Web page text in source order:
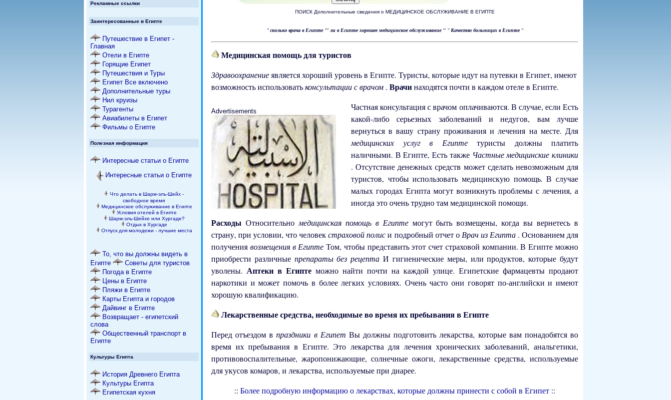
Рекламные ссылки
Заинтересованные в Египте
Путешествие в Египет -
Главная
Отели в Египте
Горящие Египет
Путешествия и Туры
Египет Все включено
Дополнительные туры
Нил круизы
Турагенты
Авиабилеты в Египет
Фильмы о Египте
Полезная информация
Интересные статьи о Египте
Интересные статьи о Египте
Что делать в Шарм-эль-Шейх -
свободное время
Медицинское обслуживание в Египте
Условия отелей в Египте
Шарм-эль-Шейхе или Хургаде?
Отдых в Хургаде
Отпуск для молодежи - лучшие места
То, что вы должны видеть в
Египте
Советы для туристов
Погода в Египте
Цены в Египте
Пляжи в Египте
Карты Египта и городов
Дайвинг в Египте
Возвращает - египетский
слова
Общественный транспорт в
Египте
Культуры Египта
История Древнего Египта
Культуры Египта
Египетская кухня
ПОИСК Дополнительные сведения о МЕДИЦИНСКОЕ ОБСЛУЖИВАНИЕ В ЕГИПТЕ
"сколько врача в Египте ""ли в Египте хорошее медицинское обслуживание " "Качество больницах в Египте "
Медицинская помощь для туристов
Здравоохранениеявляется хороший уровень в Египте. Туристы, которые идут на путевки в Египет, имеют
возможность использоватьконсультации с врачом . Врачинаходятся почти в каждом отеле в Египте.
Advertisements
Частная консультация с врачом оплачиваются. В случае, если Есть
какой-либо серьезных заболеваний и недугов, вам лучше
вернуться в вашу страну проживания и лечения на месте. Для
медицинских услуг в Египте туристы должны платить
наличными. В Египте, Есть также Частные медицинские клиники
. Отсутствие денежных средств может сделать невозможным для
туристов, чтобы использовать медицинскую помощь. В случае
малых городах Египта могут возникнуть проблемы с лечения, а
иногда это очень трудно там медицинской помощи.
Расходы Относительномедицинская помощь в Египте могут быть возмещены, когда вы вернетесь в
страну, при условии, что человекстраховой полиси подробный отчет оВрач из Египта . Основанием для
получения возмещения в ЕгиптеТом, чтобы представить этот счет страховой компании. В Египте можно
приобрести различные препараты без рецептаИ гигиенические меры, или продуктов, которые будут
уволены. Аптеки в Египте можно найти почти на каждой улице. Египетские фармацевты продают
наркотики и может помочь в более легких условиях. Очень часто они говорят по-английски и имеют
хорошую квалификацию.
Лекарственные средства, необходимые во время их пребывания в Египте
Перед отъездом впраздники в Египет Вы должны подготовить лекарства, которые вам понадобятся во
время их пребывания в Египте. Это лекарства для лечения хронических заболеваний, анальгетики,
противовоспалительные, жаропонижающие, солнечные ожоги, лекарственные средства, используемые
для укусов комаров, и лекарства, используемые при диарее.
:: Более подробную информацию о лекарствах, которые должны принести с собой в Египет ::